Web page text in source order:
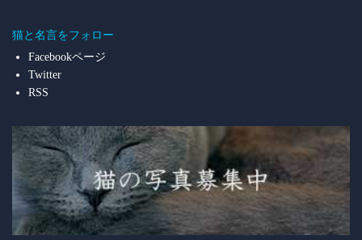
猫と名言をフォロー
Facebookページ
Twitter
RSS